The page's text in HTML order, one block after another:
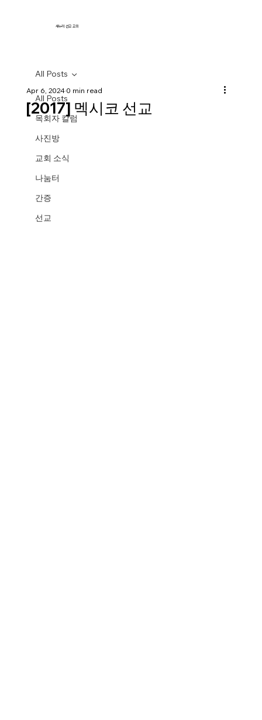
새누리 선교 교회
All Posts
목회자 칼럼
사진방
교회 소식
나눔터
간증
선교
All Posts
[2017] 멕시코 선교
Apr 6, 20240 min read